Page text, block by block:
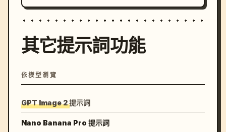
其它提示詞功能
依模型瀏覽
GPT Image 2 提示詞
Nano Banana Pro 提示詞